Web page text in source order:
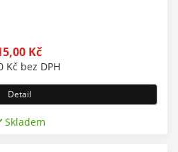
Kč
Kč bez DPH
Detail
Skladem